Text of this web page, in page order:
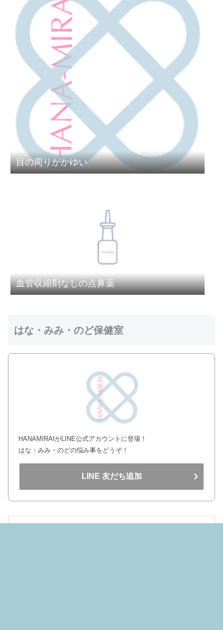
目の周りがかゆい
血管収縮剤なしの点鼻薬
はな・みみ・のど保健室
HANAMIRAIがLINE公式アカウントに登場！
はな・みみ・のどの悩み事をどうぞ！
LINE 友だち追加